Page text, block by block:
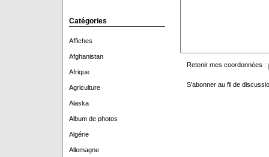
Catégories
Affiches
Afghanistan
Afrique
Agriculture
Alaska
Album de photos
Algérie
Allemagne
Retenir mes coordonnées :
S'abonner au fil de